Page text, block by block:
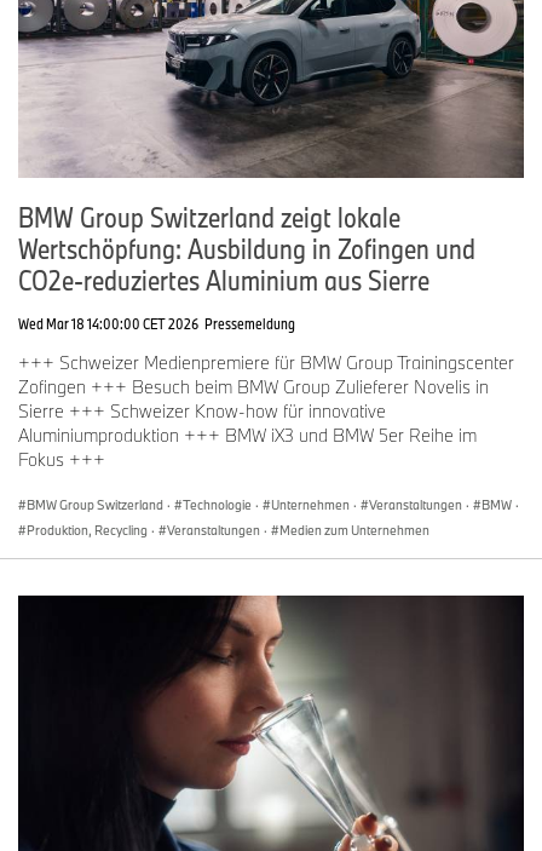
BMW Group Switzerland zeigt lokale
Wertschöpfung: Ausbildung in Zofingen und
CO2e-reduziertes Aluminium aus Sierre
Wed Mar 18 14:00:00 CET 2026 Pressemeldung
+++ Schweizer Medienpremiere für BMW Group Trainingscenter
Zofingen +++ Besuch beim BMW Group Zulieferer Novelis in
Sierre +++ Schweizer Know-how für innovative
Aluminiumproduktion +++ BMW iX3 und BMW 5er Reihe im
Fokus +++
BMW Group Switzerland · Technologie · Unternehmen · Veranstaltungen · BMW ·
Produktion, Recycling · Veranstaltungen · Medien zum Unternehmen